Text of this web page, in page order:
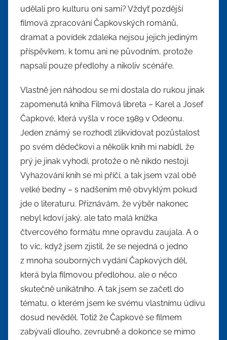
udělali pro kulturu oni sami? Vždyť pozdější
filmová zpracování Čapkovských románů,
dramat a povídek zdaleka nejsou jejich jediným
příspěvkem, k tomu ani ne původním, protože
napsali pouze předlohy a nikoliv scénáře.
Vlastně jen náhodou se mi dostala do rukou jinak
zapomenutá kniha Filmová libreta – Karel a Josef
Čapkové, která vyšla v roce 1989 v Odeonu.
Jeden známý se rozhodl zlikvidovat pozůstalost
po svém dědečkovi a několik knih mi nabídl, že
prý je jinak vyhodí, protože o ně nikdo nestojí.
Vyhazování knih se mi příčí, a tak jsem vzal obě
velké bedny – s nadšením mě obvyklým pokud
jde o literaturu. Přiznávám, že výběr nakonec
nebyl kdoví jaký, ale tato malá knížka
čtvercového formátu mne opravdu zaujala. A o
to víc, když jsem zjistil, že se nejedná o jedno
z mnoha souborných vydání Čapkových děl,
která byla filmovou předlohou, ale o něco
skutečně unikátního. A tak jsem se začetl do
tématu, o kterém jsem ke svému vlastnímu údivu
dosud nevěděl. Totiž že Čapkové se filmem
zabývali dlouho, zevrubně a dokonce se mimo